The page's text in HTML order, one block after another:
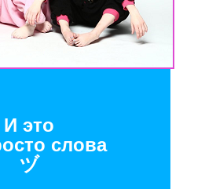
И это
слова
ヅ